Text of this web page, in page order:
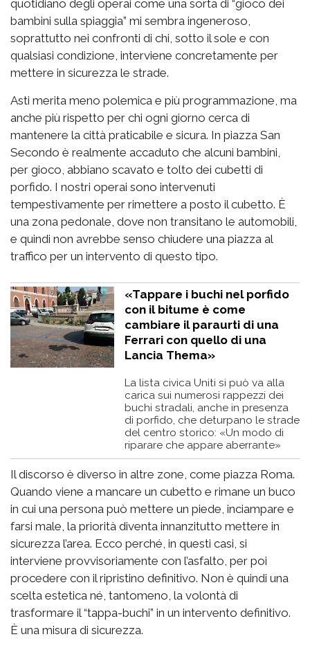
quotidiano degli operai come una sorta di “gioco dei
bambini sulla spiaggia” mi sembra ingeneroso,
soprattutto nei confronti di chi, sotto il sole e con
qualsiasi condizione, interviene concretamente per
mettere in sicurezza le strade.
Asti merita meno polemica e più programmazione, ma
anche più rispetto per chi ogni giorno cerca di
mantenere la città praticabile e sicura. In piazza San
Secondo è realmente accaduto che alcuni bambini,
per gioco, abbiano scavato e tolto dei cubetti di
porfido. I nostri operai sono intervenuti
tempestivamente per rimettere a posto il cubetto. È
una zona pedonale, dove non transitano le automobili,
e quindi non avrebbe senso chiudere una piazza al
traffico per un intervento di questo tipo.
«Tappare i buchi nel porfido
con il bitume è come
cambiare il paraurti di una
Ferrari con quello di una
Lancia Thema»
La lista civica Uniti si può va alla
carica sui numerosi rappezzi dei
buchi stradali, anche in presenza
di porfido, che deturpano le strade
del centro storico: «Un modo di
riparare che appare aberrante»
Il discorso è diverso in altre zone, come piazza Roma.
Quando viene a mancare un cubetto e rimane un buco
in cui una persona può mettere un piede, inciampare e
farsi male, la priorità diventa innanzitutto mettere in
sicurezza l’area. Ecco perché, in questi casi, si
interviene provvisoriamente con l’asfalto, per poi
procedere con il ripristino definitivo. Non è quindi una
scelta estetica né, tantomeno, la volontà di
trasformare il “tappa-buchi” in un intervento definitivo.
È una misura di sicurezza.